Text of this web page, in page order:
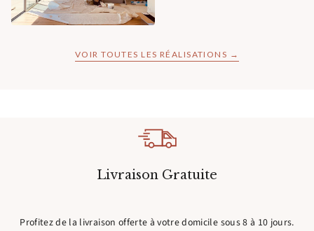
VOIR TOUTES LES RÉALISATIONS →
Livraison Gratuite
Profitez de la livraison offerte à votre domicile sous 8 à 10 jours.